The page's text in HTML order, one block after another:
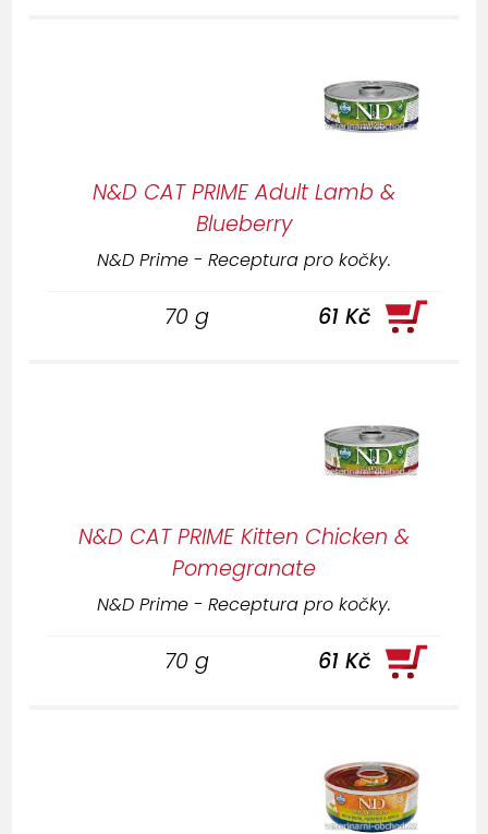
N&D CAT PRIME Adult Lamb &
Blueberry
N&D Prime - Receptura pro kočky.
70 g 61 Kč
N&D CAT PRIME Kitten Chicken &
Pomegranate
N&D Prime - Receptura pro kočky.
70 g 61 Kč